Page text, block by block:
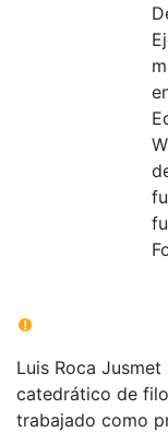
Luis Roca
catedrático de
trabajado como